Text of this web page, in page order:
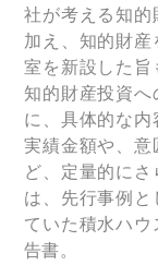
社が考える知
加え、知的財
室を新設した
知的財産投資
に、具体的な
実績金額や、
ど、定量的に
は、先行事例
ていた積水ハ
告書。